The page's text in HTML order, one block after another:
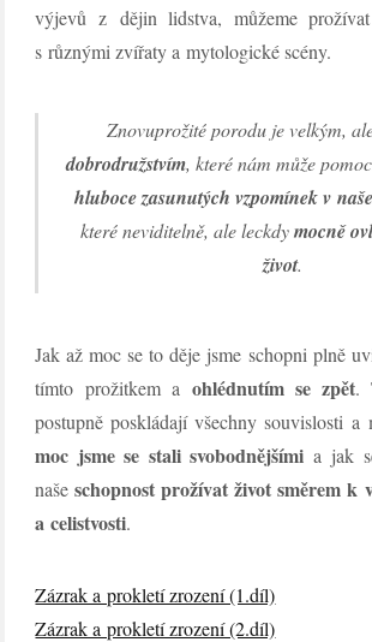
výjevů z dějin lidstva, můžeme
s různými zvířaty a mytologické scény.
Znovuprožité porodu je velkým,
dobrodružstvím, které nám může
hluboce zasunutých vzpomínek v
které neviditelně, ale leckdymocně
život.
Jak až moc se to děje jsme schopni plně
tímto prožitkem a ohlédnutím se zpět.
postupně poskládají všechny souvislosti a
moc jsme se stali svobodnějšími a jak
našeschopnost prožívat život směrem k
a celistvosti.
Zázrak a prokletí zrození (1.díl)
Zázrak a prokletí zrození (2.díl)